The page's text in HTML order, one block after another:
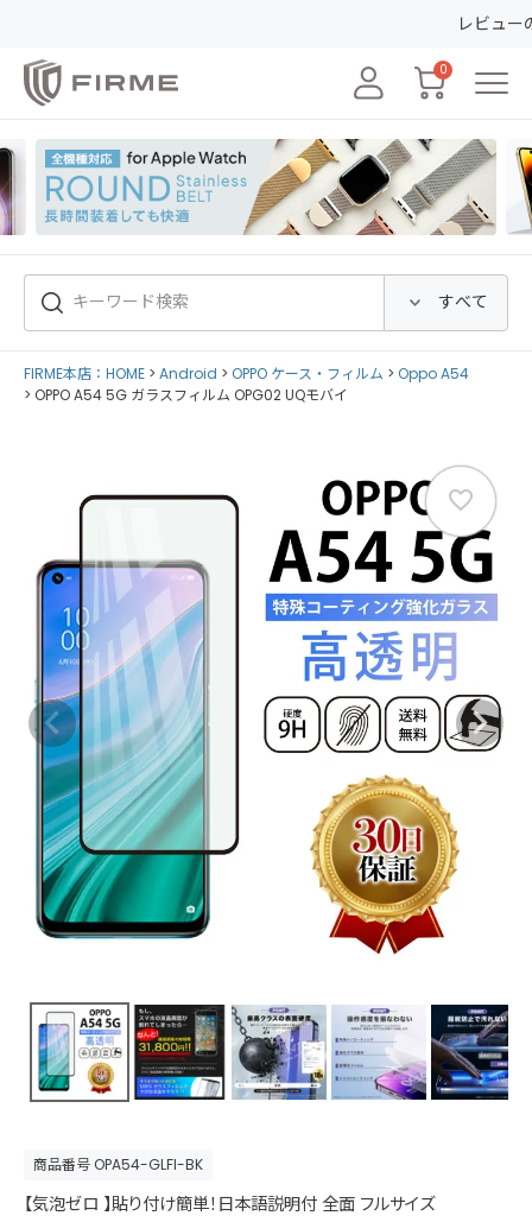
レビューの投稿で
0
FIRME本店：HOME Android OPPO ケース・フィルム
Oppo A54
OPPO A54 5G ガラスフィルム OPG02 UQモバイ
商品番号 OPA54-GLFI-BK
【気泡ゼロ 】貼り付け簡単！日本語説明付 全面 フルサイズ